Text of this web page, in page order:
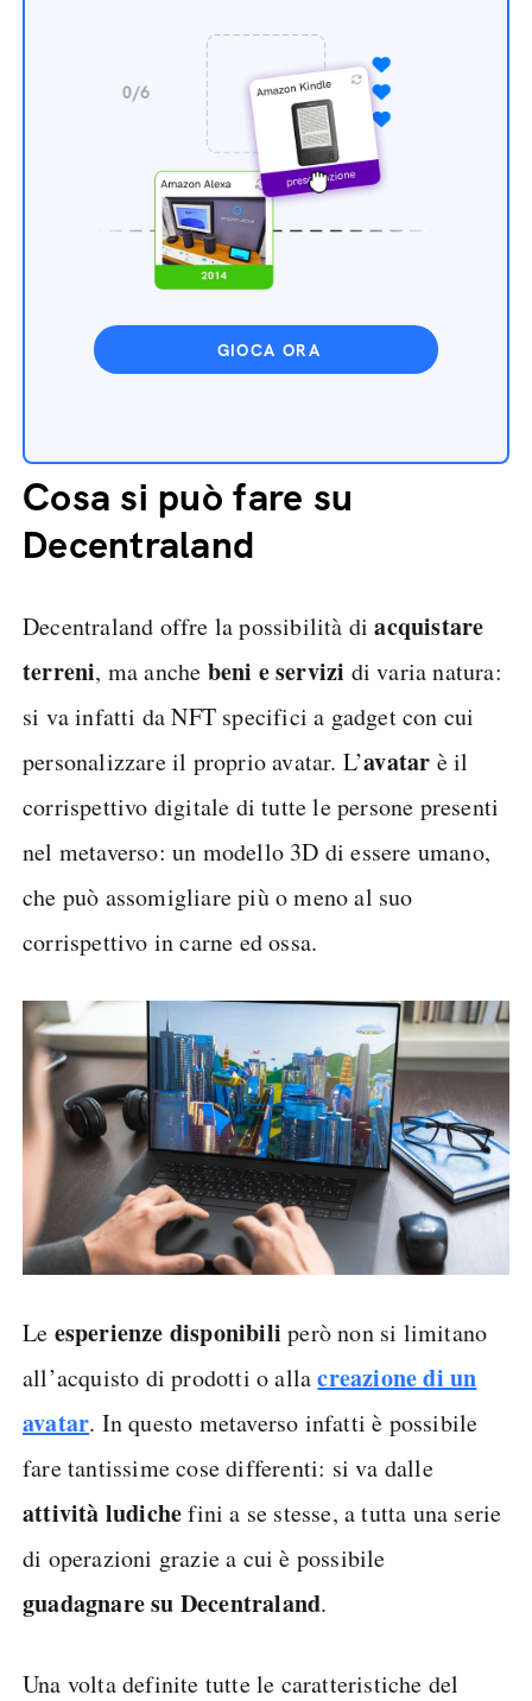
GIOCA ORA
Cosa si può fare su
Decentraland
Decentraland offre la possibilità diacquistare
terreni, ma anche beni e servizi di varia natura:
si va infatti da NFT specifici a gadget con cui
personalizzare il proprio avatar. L’avatar è il
corrispettivo digitale di tutte le persone presenti
nel metaverso: un modello 3D di essere umano,
che può assomigliare più o meno al suo
corrispettivo in carne ed ossa.
Le esperienze disponibili però non si limitano
all’acquisto di prodotti o allacreazione di un
avatar. In questo metaverso infatti è possibile
fare tantissime cose differenti: si va dalle
attività ludichefini a se stesse, a tutta una serie
di operazioni grazie a cui è possibile
guadagnare su Decentraland.
Una volta definite tutte le caratteristiche del